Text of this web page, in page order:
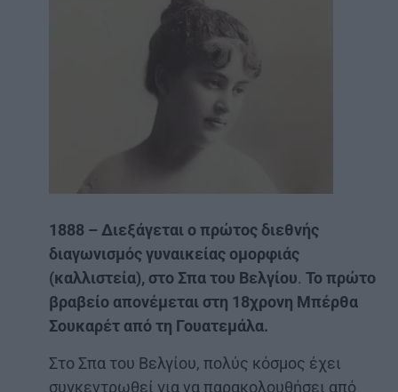
1888 – Διεξάγεται ο πρώτος διεθνής
διαγωνισμός γυναικείας ομορφιάς
(καλλιστεία), στο Σπα του Βελγίου. Το πρώτο
βραβείο απονέμεται στη 18χρονη Μπέρθα
Σουκαρέτ από τη Γουατεμάλα.
Στο Σπα του Βελγίου, πολύς κόσμος έχει
συγκεντρωθεί για να παρακολουθήσει από